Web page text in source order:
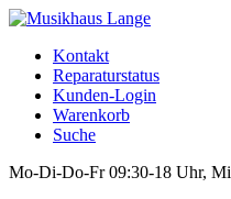
Kontakt
Reparaturstatus
Kunden-Login
Warenkorb
Suche
Mo-Di-Do-Fr 09:30-18 Uhr, Mi